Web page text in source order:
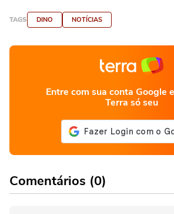
TAGS DINO NOTÍCIAS
Entre com sua conta Google
Terra só seu
Comentários (0)